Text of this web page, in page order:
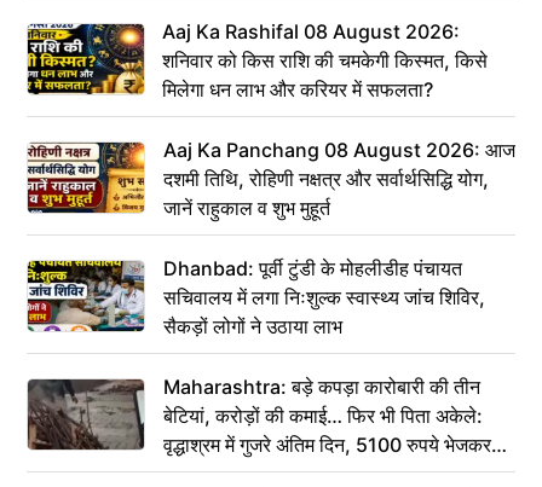
Aaj Ka Rashifal 08 August 2026:
शनिवार को किस राशि की चमकेगी किस्मत, किसे
मिलेगा धन लाभ और करियर में सफलता?
Aaj Ka Panchang 08 August 2026: आज
दशमी तिथि, रोहिणी नक्षत्र और सर्वार्थसिद्धि योग,
जानें राहुकाल व शुभ मुहूर्त
Dhanbad: पूर्वी टुंडी के मोहलीडीह पंचायत
सचिवालय में लगा निःशुल्क स्वास्थ्य जांच शिविर,
सैकड़ों लोगों ने उठाया लाभ
Maharashtra: बड़े कपड़ा कारोबारी की तीन
बेटियां, करोड़ों की कमाई… फिर भी पिता अकेले:
वृद्धाश्रम में गुजरे अंतिम दिन, 5100 रुपये भेजकर
कहा– अंतिम संस्कार कर दीजिए हम नहीं आ पाएंगे